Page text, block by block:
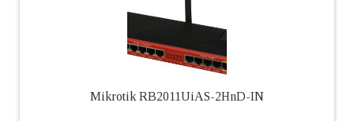
Mikrotik RB2011UiAS-2HnD-IN